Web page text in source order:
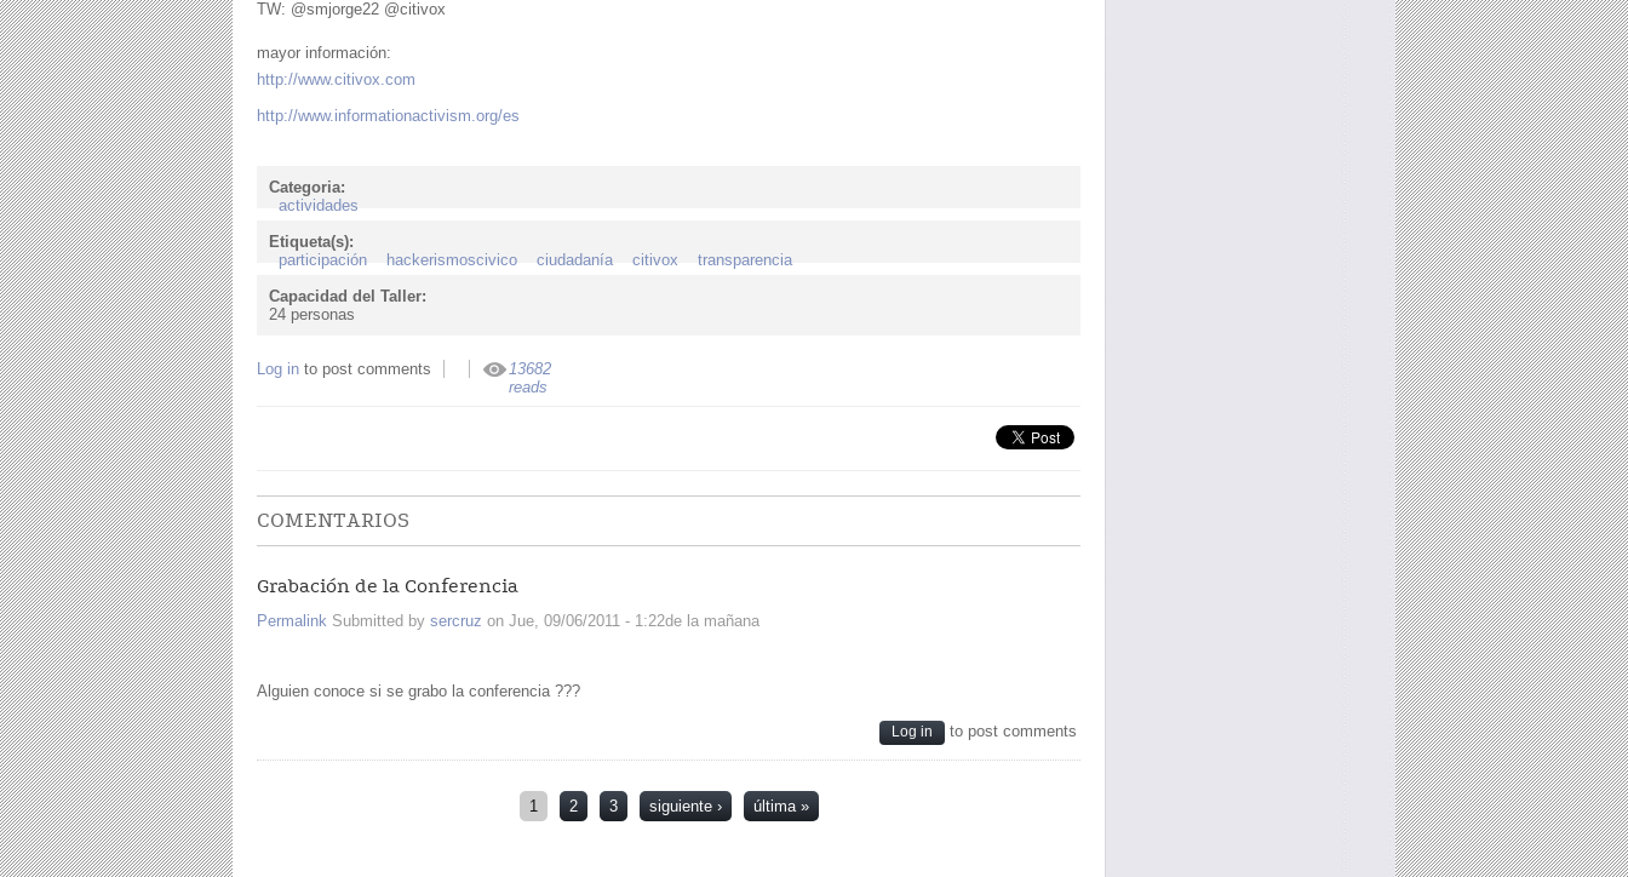
TW: @smjorge22 @citivox
mayor información:
http://www.citivox.com
http://www.informationactivism.org/es
Categoria:
actividades
Etiqueta(s):
participación
hackerismoscivico ciudadanía citivox
transparencia
Capacidad del Taller:
24 personas
Log in to post comments
13682
reads
COMENTARIOS
Grabación de la Conferencia
Permalink Submitted by sercruz on Jue, 09/06/2011 - 1:22de la mañana
Alguien conoce si se grabo la conferencia ???
Log in to post comments
1 2 3 siguiente › última »